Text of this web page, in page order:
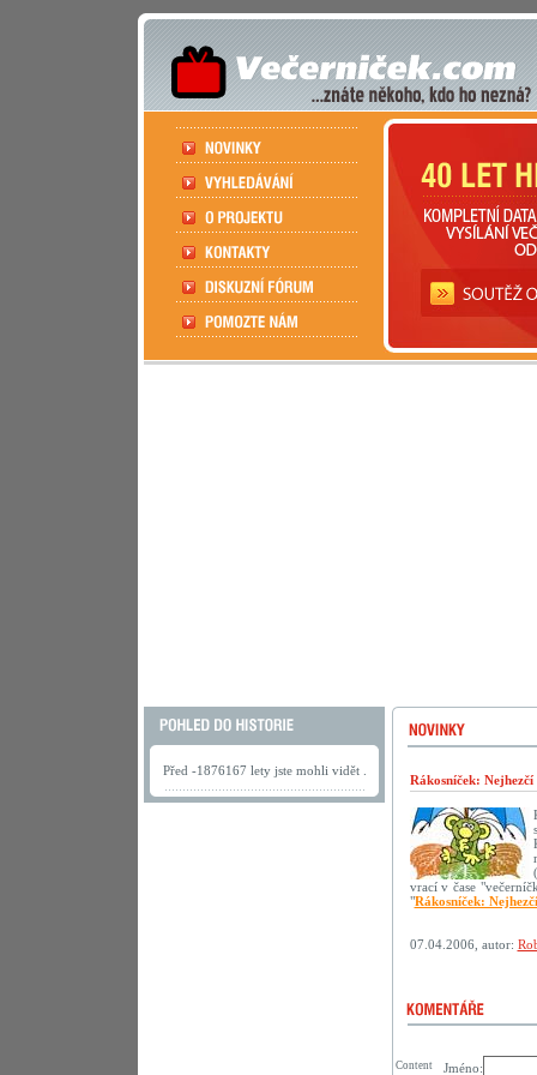
Před -1876167 lety jste mohli vidět .
Rákosníček:
vrací v čase
"Rákosníček:
07.04.2006, autor:
Jméno:
Content